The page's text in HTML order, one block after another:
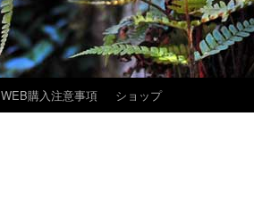
WEB購入注意事項 ショップ